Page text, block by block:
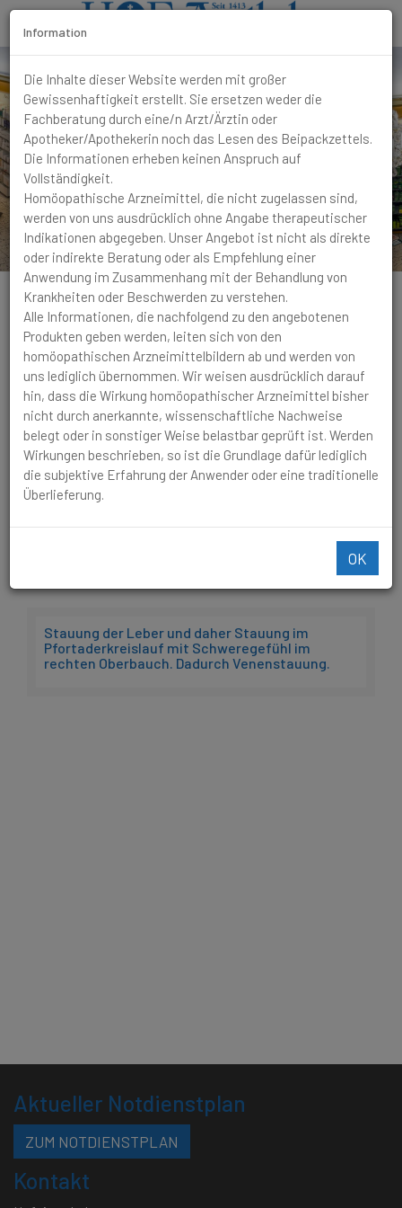
T
Venen Venenbeschwerden
Beschwerden
Schwere, angeschwollene Beine durch
mangelnde Bewegung, langes Stehen.
Allererste Symptome zu Beginn, schwere Beine
Stauung der Leber und daher Stauung im
Pfortaderkreislauf mit Schweregefühl im
rechten Oberbauch. Dadurch Venenstauung.
Information
Die Inhalte dieser Website werden mit großer
Gewissenhaftigkeit erstellt. Sie ersetzen weder die
Fachberatung durch eine/n Arzt/Ärztin oder
Apotheker/Apothekerin noch das Lesen des Beipackzettels.
Die Informationen erheben keinen Anspruch auf
Vollständigkeit.
Homöopathische Arzneimittel, die nicht zugelassen sind,
werden von uns ausdrücklich ohne Angabe therapeutischer
Indikationen abgegeben. Unser Angebot ist nicht als direkte
oder indirekte Beratung oder als Empfehlung einer
Anwendung im Zusammenhang mit der Behandlung von
Krankheiten oder Beschwerden zu verstehen.
Alle Informationen, die nachfolgend zu den angebotenen
Produkten geben werden, leiten sich von den
homöopathischen Arzneimittelbildern ab und werden von
uns lediglich übernommen. Wir weisen ausdrücklich darauf
hin, dass die Wirkung homöopathischer Arzneimittel bisher
nicht durch anerkannte, wissenschaftliche Nachweise
belegt oder in sonstiger Weise belastbar geprüft ist. Werden
Wirkungen beschrieben, so ist die Grundlage dafür lediglich
die subjektive Erfahrung der Anwender oder eine traditionelle
Überlieferung.
OK
Aktueller Notdienstplan
ZUM NOTDIENSTPLAN
Kontakt